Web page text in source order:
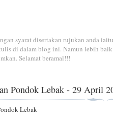
syarat disertakan rujukan anda
di dalam blog ini. Namun lebih
Selamat beramal!!!
Pondok Lebak - 29 April
Lebak